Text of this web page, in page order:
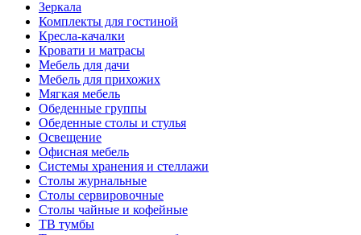
Зеркала
Комплекты для гостиной
Кресла-качалки
Кровати и матрасы
Мебель для дачи
Мебель для прихожих
Мягкая мебель
Обеденные группы
Обеденные столы и стулья
Освещение
Офисная мебель
Системы хранения и стеллажи
Столы журнальные
Столы сервировочные
Столы чайные и кофейные
ТВ тумбы